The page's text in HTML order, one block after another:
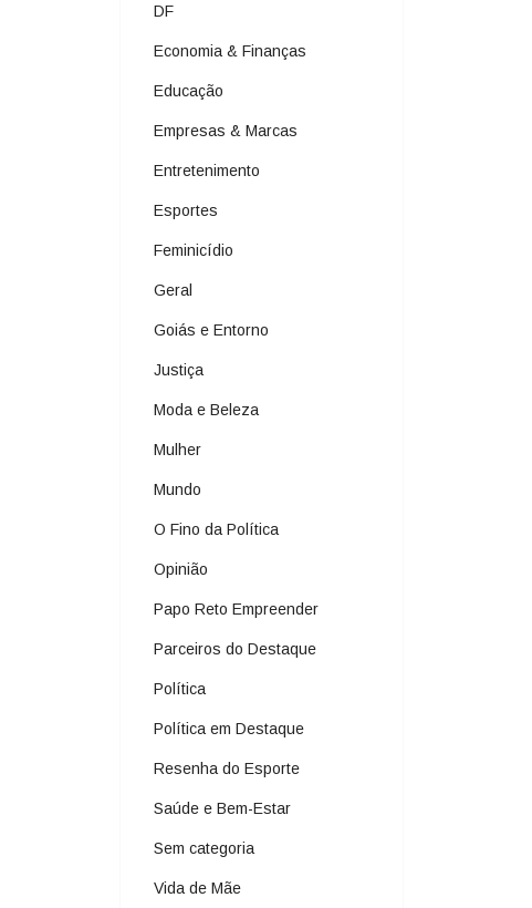
DF
Economia & Finanças
Educação
Empresas & Marcas
Entretenimento
Esportes
Feminicídio
Geral
Goiás e Entorno
Justiça
Moda e Beleza
Mulher
Mundo
O Fino da Política
Opinião
Papo Reto Empreender
Parceiros do Destaque
Política
Política em Destaque
Resenha do Esporte
Saúde e Bem-Estar
Sem categoria
Vida de Mãe